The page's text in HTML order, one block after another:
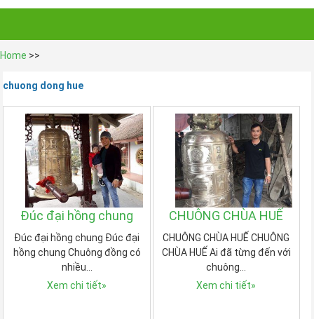
Home >>
chuong dong hue
Đúc đại hồng chung
Đúc đại hồng chung Đúc đại
hồng chung Chuông đồng có
nhiều…
Xem chi tiết»
CHUÔNG CHÙA HUẾ
CHUÔNG CHÙA HUẾ CHUÔNG
CHÙA HUẾ Ai đã từng đến với
chuông…
Xem chi tiết»